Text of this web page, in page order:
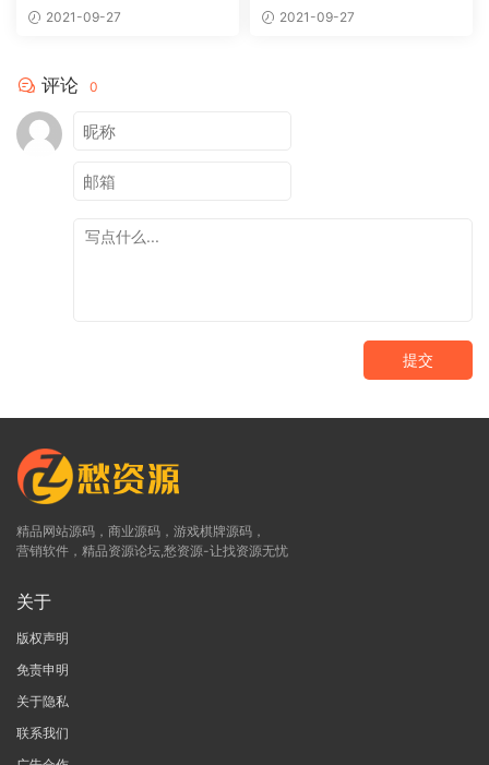
模板2021-09-27
网站织梦模板
2021-09-27
评论 0
提交
精品网站源码，商业源码，游戏棋牌源码，
营销软件，精品资源论坛,愁资源-让找资源无忧
关于
版权声明
免责申明
关于隐私
联系我们